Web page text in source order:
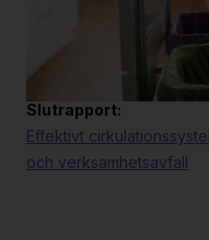
Bilagor
Slutrapport:
Effektivt
och verksamhetsavfall